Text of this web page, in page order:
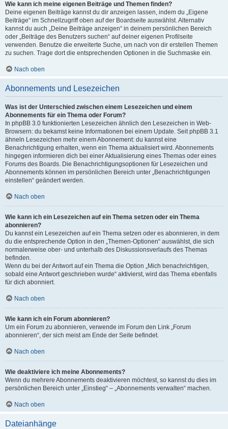
Wie kann ich meine eigenen Beiträge und Themen finden?
Deine eigenen Beiträge kannst du dir anzeigen lassen, indem du „Eigene
Beiträge“ im Schnellzugriff oben auf der Boardseite auswählst. Alternativ
kannst du auch „Deine Beiträge anzeigen“ in deinem persönlichen Bereich
oder „Beiträge des Benutzers suchen“ auf deiner eigenen Profilseite
verwenden. Benutze die erweiterte Suche, um nach von dir erstellen Themen
zu suchen. Trage dort die entsprechenden Optionen in die Suchmaske ein.
Nach oben
Abonnements und Lesezeichen
Was ist der Unterschied zwischen einem Lesezeichen und einem
Abonnements für ein Thema oder Forum?
In phpBB 3.0 funktionierten Lesezeichen ähnlich den Lesezeichen in Web-
Browsern: du bekamst keine Informationen bei einem Update. Seit phpBB 3.1
ähneln Lesezeichen mehr einem Abonnement: du kannst eine
Benachrichtigung erhalten, wenn ein Thema aktualisiert wird. Abonnements
hingegen informieren dich bei einer Aktualisierung eines Themas oder eines
Forums des Boards. Die Benachrichtigungsoptionen für Lesezeichen und
Abonnements können im persönlichen Bereich unter „Benachrichtigungen
einstellen“ geändert werden.
Nach oben
Wie kann ich ein Lesezeichen auf ein Thema setzen oder ein Thema
abonnieren?
Du kannst ein Lesezeichen auf ein Thema setzen oder es abonnieren, in dem
du die entsprechende Option in den „Themen-Optionen“ auswählst, die sich
normalerweise ober- und unterhalb des Diskussionsverlaufs des Themas
befinden.
Wenn du bei der Antwort auf ein Thema die Option „Mich benachrichtigen,
sobald eine Antwort geschrieben wurde“ aktivierst, wird das Thema ebenfalls
für dich abonniert.
Nach oben
Wie kann ich ein Forum abonnieren?
Um ein Forum zu abonnieren, verwende im Forum den Link „Forum
abonnieren“, der sich meist am Ende der Seite befindet.
Nach oben
Wie deaktiviere ich meine Abonnements?
Wenn du mehrere Abonnements deaktivieren möchtest, so kannst du dies im
persönlichen Bereich unter „Einstieg“ – „Abonnements verwalten“ machen.
Nach oben
Dateianhänge